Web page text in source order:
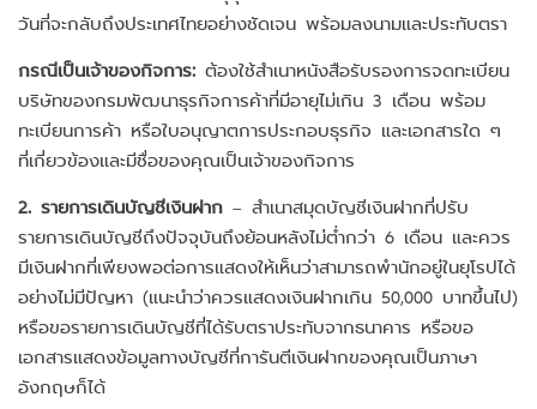
วันที่จะกลับถึงประเทศไทยอย่างชัดเจน พร้อมลงนามและประทับตรา
กรณีเป็นเจ้าของกิจการ: ต้องใช้สำเนาหนังสือรับรองการจดทะเบียน
บริษัทของกรมพัฒนาธุรกิจการค้าที่มีอายุไม่เกิน 3 เดือน พร้อม
ทะเบียนการค้า หรือใบอนุญาตการประกอบธุรกิจ และเอกสารใด ๆ
ที่เกี่ยวข้องและมีชื่อของคุณเป็นเจ้าของกิจการ
2. รายการเดินบัญชีเงินฝาก – สำเนาสมุดบัญชีเงินฝากที่ปรับ
รายการเดินบัญชีถึงปัจจุบันถึงย้อนหลังไม่ต่ำกว่า 6 เดือน และควร
มีเงินฝากที่เพียงพอต่อการแสดงให้เห็นว่าสามารถพำนักอยู่ในยุโรปได้
อย่างไม่มีปัญหา (แนะนำว่าควรแสดงเงินฝากเกิน 50,000 บาทขึ้นไป)
หรือขอรายการเดินบัญชีที่ได้รับตราประทับจากธนาคาร หรือขอ
เอกสารแสดงข้อมูลทางบัญชีที่การันตีเงินฝากของคุณเป็นภาษา
อังกฤษก็ได้